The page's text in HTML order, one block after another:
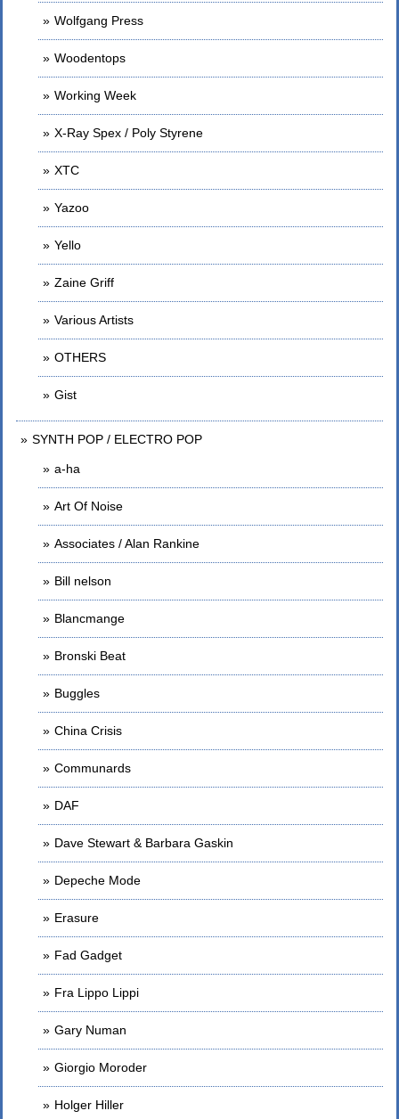
Wolfgang Press
Woodentops
Working Week
X-Ray Spex / Poly Styrene
XTC
Yazoo
Yello
Zaine Griff
Various Artists
OTHERS
Gist
SYNTH POP / ELECTRO POP
a-ha
Art Of Noise
Associates / Alan Rankine
Bill nelson
Blancmange
Bronski Beat
Buggles
China Crisis
Communards
DAF
Dave Stewart & Barbara Gaskin
Depeche Mode
Erasure
Fad Gadget
Fra Lippo Lippi
Gary Numan
Giorgio Moroder
Holger Hiller